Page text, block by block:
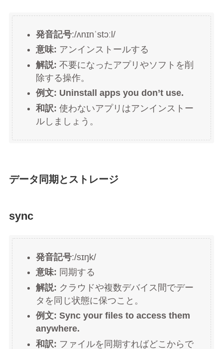
発音記号:/ʌnɪnˈstɔːl/
意味: アンインストールする
解説: 不要になったアプリやソフトを削
除する操作。
例文: Uninstall apps you don’t use.
和訳: 使わないアプリはアンインストー
ルしましょう。
データ同期とストレージ
sync
発音記号:/sɪŋk/
意味: 同期する
解説: クラウドや複数デバイス間でデー
タを同じ状態に保つこと。
例文: Sync your files to access them
anywhere.
和訳: ファイルを同期すればどこからで